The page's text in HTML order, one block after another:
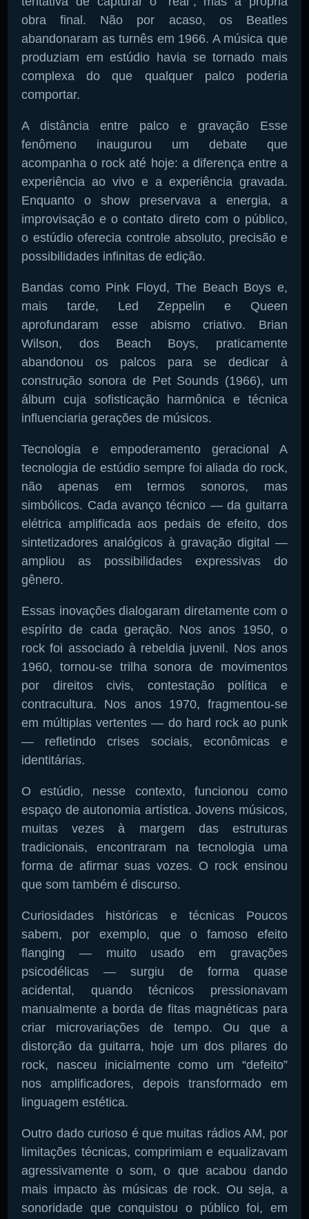
obra final. Não por acaso, os Beatles
abandonaram as turnês em 1966. A música que
produziam em estúdio havia se tornado mais
complexa do que qualquer palco poderia
comportar.
A distância entre palco e gravação Esse
fenômeno inaugurou um debate que
acompanha o rock até hoje: a diferença entre a
experiência ao vivo e a experiência gravada.
Enquanto o show preservava a energia, a
improvisação e o contato direto com o público,
o estúdio oferecia controle absoluto, precisão e
possibilidades infinitas de edição.
Bandas como Pink Floyd, The Beach Boys e,
mais tarde, Led Zeppelin e Queen
aprofundaram esse abismo criativo. Brian
Wilson, dos Beach Boys, praticamente
abandonou os palcos para se dedicar à
construção sonora de Pet Sounds (1966), um
álbum cuja sofisticação harmônica e técnica
influenciaria gerações de músicos.
Tecnologia e empoderamento geracional A
tecnologia de estúdio sempre foi aliada do rock,
não apenas em termos sonoros, mas
simbólicos. Cada avanço técnico — da guitarra
elétrica amplificada aos pedais de efeito, dos
sintetizadores analógicos à gravação digital —
ampliou as possibilidades expressivas do
gênero.
Essas inovações dialogaram diretamente com o
espírito de cada geração. Nos anos 1950, o
rock foi associado à rebeldia juvenil. Nos anos
1960, tornou-se trilha sonora de movimentos
por direitos civis, contestação política e
contracultura. Nos anos 1970, fragmentou-se
em múltiplas vertentes — do hard rock ao punk
— refletindo crises sociais, econômicas e
identitárias.
O estúdio, nesse contexto, funcionou como
espaço de autonomia artística. Jovens músicos,
muitas vezes à margem das estruturas
tradicionais, encontraram na tecnologia uma
forma de afirmar suas vozes. O rock ensinou
que som também é discurso.
Curiosidades históricas e técnicas Poucos
sabem, por exemplo, que o famoso efeito
flanging — muito usado em gravações
psicodélicas — surgiu de forma quase
acidental, quando técnicos pressionavam
manualmente a borda de fitas magnéticas para
criar microvariações de tempo. Ou que a
distorção da guitarra, hoje um dos pilares do
rock, nasceu inicialmente como um “defeito”
nos amplificadores, depois transformado em
linguagem estética.
Outro dado curioso é que muitas rádios AM, por
limitações técnicas, comprimiam e equalizavam
agressivamente o som, o que acabou dando
mais impacto às músicas de rock. Ou seja, a
sonoridade que conquistou o público foi, em